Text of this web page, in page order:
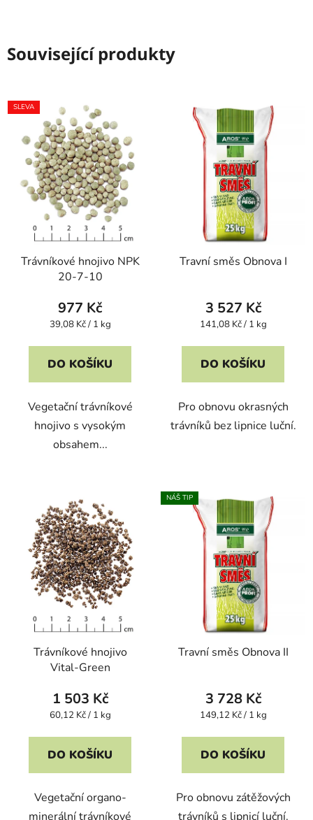
Související produkty
SLEVA
Trávníkové hnojivo NPK
20-7-10
977 Kč
Měrná
39,08 Kč / 1 kg
DO KOŠÍKU
Vegetační trávníkové
hnojivo s vysokým
obsahem...
Travní směs Obnova I
3 527 Kč
Měrná
141,08 Kč / 1 kg
DO KOŠÍKU
Pro obnovu okrasných
trávníků bez lipnice luční.
Trávníkové hnojivo
Vital-Green
1 503 Kč
Měrná
60,12 Kč / 1 kg
DO KOŠÍKU
Vegetační organo-
minerální trávníkové
NÁŠ TIP
Travní směs Obnova II
3 728 Kč
Měrná
149,12 Kč / 1 kg
DO KOŠÍKU
Pro obnovu zátěžových
trávníků s lipnicí luční.